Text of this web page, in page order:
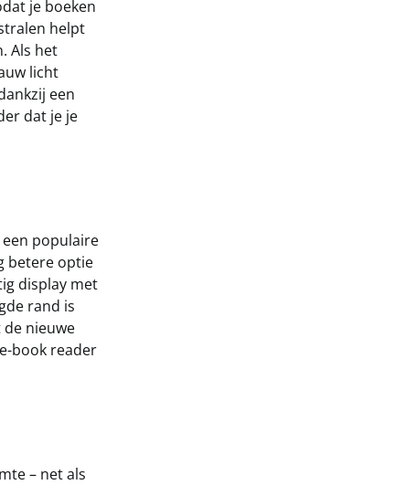
je boeken
helpt
Als het
licht
een
dat je je
een populaire
betere optie
display met
rand is
nieuwe
book reader
– net als